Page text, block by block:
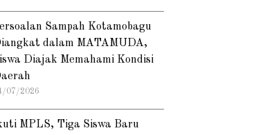
Sampah Kotamobagu
dalam MATAMUDA,
Diajak Memahami Kondisi
07/2026
MPLS, Tiga Siswa Baru